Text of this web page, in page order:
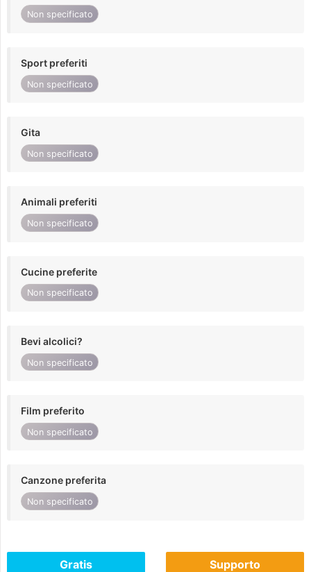
Non specificato
Sport preferiti
Non specificato
Gita
Non specificato
Animali preferiti
Non specificato
Cucine preferite
Non specificato
Bevi alcolici?
Non specificato
Film preferito
Non specificato
Canzone preferita
Non specificato
Gratis Supporto